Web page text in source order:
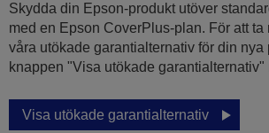
Skydda din Epson-produkt utöver
med en Epson CoverPlus-plan. För att ta
våra utökade garantialternativ för din nya
knappen "Visa utökade garantialternativ"
Visa utökade garantialternativ